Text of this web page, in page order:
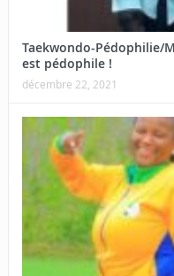
Taekwondo-Pédophilie/
est pédophile !
décembre 22, 2021